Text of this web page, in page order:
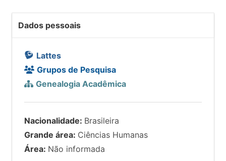
Dados pessoais
Lattes
Grupos de Pesquisa
Genealogia Acadêmica
Nacionalidade: Brasileira
Grande área: Ciências Humanas
Área: Não informada